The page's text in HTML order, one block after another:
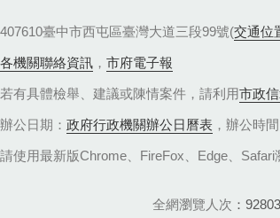
407610臺中市西屯區臺灣大道三段99號(交通位
各機關聯絡資訊 ， 市府電子報
若有具體檢舉、建議或陳情案件，請利用市政
辦公日期： 政府行政機關辦公日曆表 ，辦公時
請使用最新版Chrome、FireFox、Edge、Safari
全網瀏覽人次